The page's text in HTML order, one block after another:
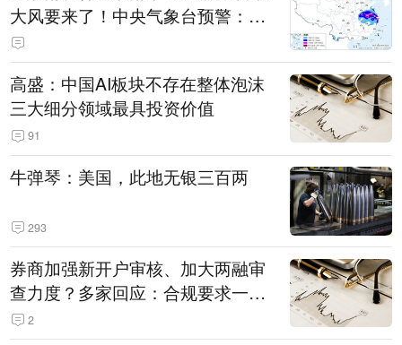
大风要来了！中央气象台预警：今
天到明天，浙江、安徽有特大暴雨
高盛：中国AI板块不存在整体泡沫
三大细分领域最具投资价值
91
牛弹琴：美国，此地无银三百两
293
券商加强新开户审核、加大两融审
查力度？多家回应：合规要求一贯
严格 不存在“从严”
2